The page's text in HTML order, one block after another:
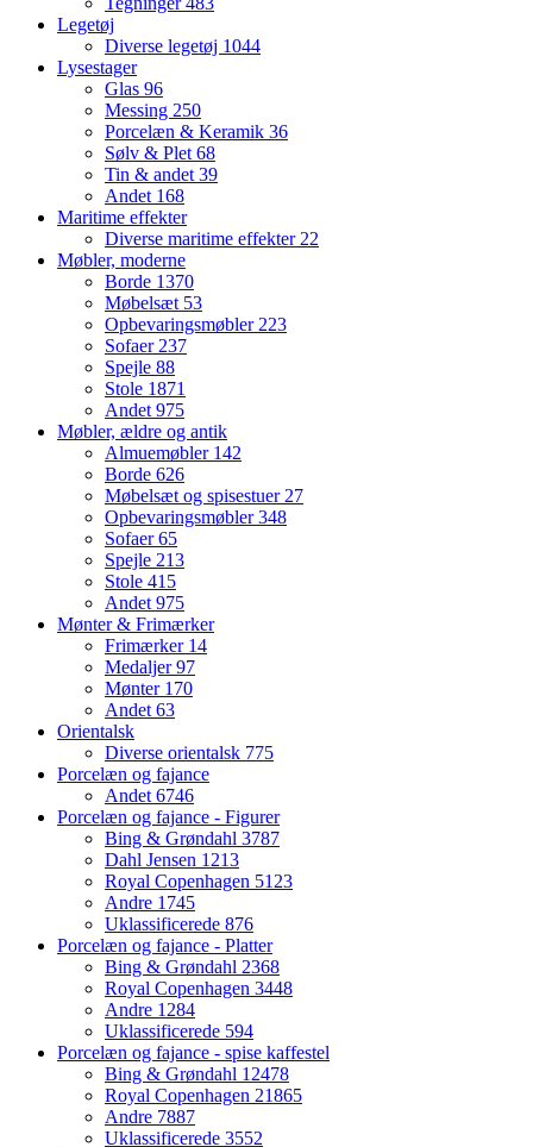
Legetøj
Diverse legetøj 1044
Lysestager
Glas 96
Messing 250
Porcelæn & Keramik 36
Sølv & Plet 68
Tin & andet 39
Andet 168
Maritime effekter
Diverse maritime effekter 22
Møbler, moderne
Borde 1370
Møbelsæt 53
Opbevaringsmøbler 223
Sofaer 237
Spejle 88
Stole 1871
Andet 975
Møbler, ældre og antik
Almuemøbler 142
Borde 626
Møbelsæt og spisestuer 27
Opbevaringsmøbler348
Sofaer65
Spejle 213
Stole 415
Andet 975
Mønter & Frimærker
Frimærker 14
Medaljer97
Mønter 170
Andet 63
Orientalsk
Diverse orientalsk 775
Porcelæn og fajance
Andet 6746
Porcelæn og fajance - Figurer
Bing & Grøndahl 3787
Dahl Jensen 1213
Royal Copenhagen 5123
Andre 1745
Uklassificerede 876
Porcelæn og fajance - Platter
Bing & Grøndahl 2368
Royal Copenhagen 3448
Andre 1284
Uklassificerede 594
Porcelæn og fajance - spise kaffestel
Bing & Grøndahl 12478
Royal Copenhagen 21865
Andre 7887
Uklassificerede 3552